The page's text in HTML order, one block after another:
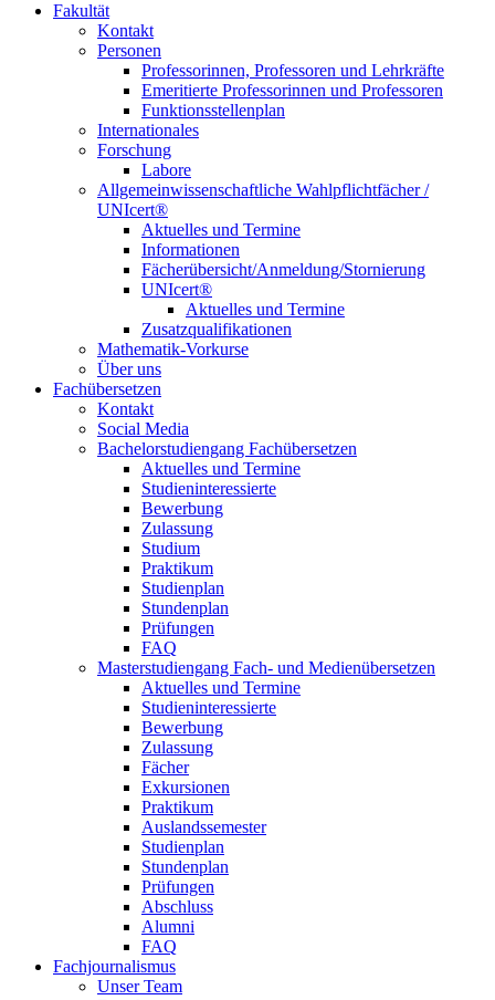
Fakultät
Kontakt
Personen
Professorinnen, Professoren und Lehrkräfte
Emeritierte Professorinnen und Professoren
Funktionsstellenplan
Internationales
Forschung
Labore
Allgemeinwissenschaftliche Wahlpflichtfächer /
UNIcert®
Aktuelles und Termine
Informationen
Fächerübersicht/Anmeldung/Stornierung
UNIcert®
Aktuelles und Termine
Zusatzqualifikationen
Mathematik-Vorkurse
Über uns
Fachübersetzen
Kontakt
Social Media
Bachelorstudiengang Fachübersetzen
Aktuelles und Termine
Studieninteressierte
Bewerbung
Zulassung
Studium
Praktikum
Studienplan
Stundenplan
Prüfungen
FAQ
Masterstudiengang Fach- und Medienübersetzen
Aktuelles und Termine
Studieninteressierte
Bewerbung
Zulassung
Fächer
Exkursionen
Praktikum
Auslandssemester
Studienplan
Stundenplan
Prüfungen
Abschluss
Alumni
FAQ
Fachjournalismus
Unser Team